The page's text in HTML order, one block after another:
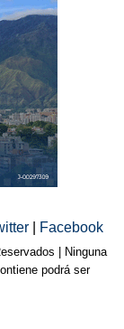
Facebook
| Ninguna
podrá ser